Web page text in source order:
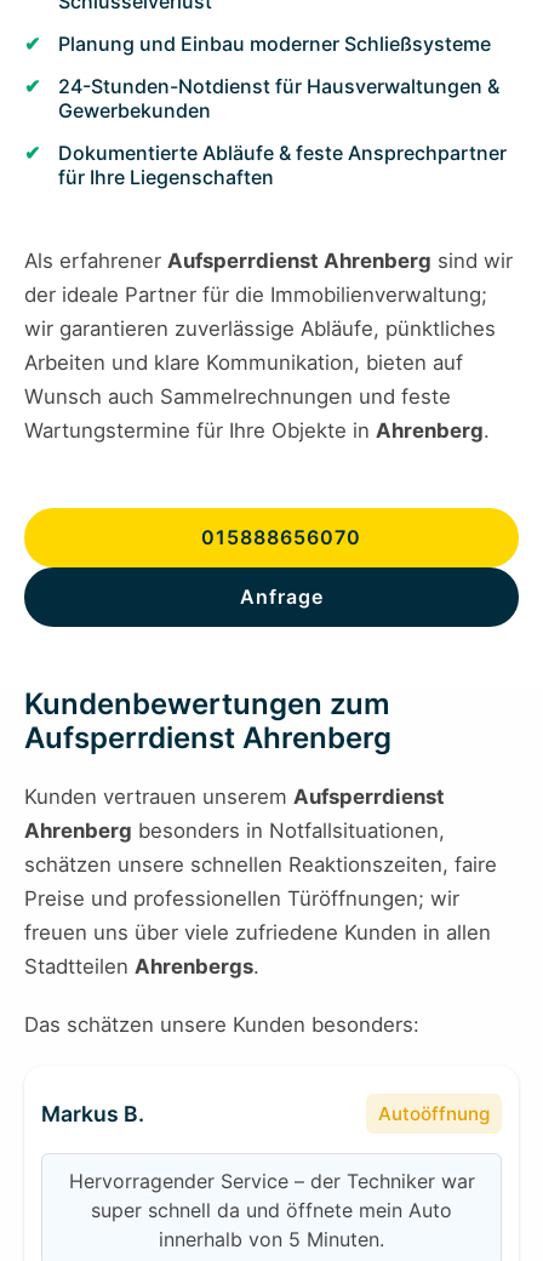
Planung und Einbau moderner Schließsysteme
24-Stunden-Notdienst für Hausverwaltungen &
Gewerbekunden
Dokumentierte Abläufe & feste Ansprechpartner
für Ihre Liegenschaften
Als erfahrener Aufsperrdienst Ahrenberg sind wir
der ideale Partner für die Immobilienverwaltung;
wir garantieren zuverlässige Abläufe, pünktliches
Arbeiten und klare Kommunikation, bieten auf
Wunsch auch Sammelrechnungen und feste
Wartungstermine für Ihre Objekte in Ahrenberg.
015888656070
Anfrage
Kundenbewertungen zum
Aufsperrdienst Ahrenberg
Kunden vertrauen unserem Aufsperrdienst
Ahrenberg besonders in Notfallsituationen,
schätzen unsere schnellen Reaktionszeiten, faire
Preise und professionellen Türöffnungen; wir
freuen uns über viele zufriedene Kunden in allen
Stadtteilen Ahrenbergs.
Das schätzen unsere Kunden besonders:
Markus B. Autoöffnung
Hervorragender Service – der Techniker war
super schnell da und öffnete mein Auto
innerhalb von 5 Minuten.